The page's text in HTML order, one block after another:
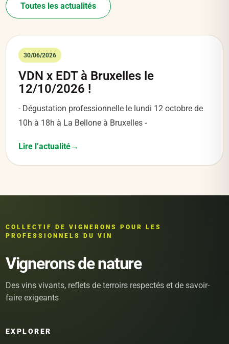
Toutes les actualités
30/06/2026
VDN x EDT à Bruxelles le
12/10/2026 !
- Dégustation professionnelle le lundi 12 octobre de
10h à 18h à La Bellone à Bruxelles -
Lire l’actualité
COLLECTIF DE VIGNERONS POUR LES
PROFESSIONNELS DU VIN
Vignerons de nature
Des vins vivants, reflets de terroirs respectés et de savoir-
faire exigeants
EXPLORER